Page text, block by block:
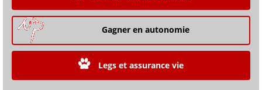
Gagner en autonomie
Legs et assurance vie